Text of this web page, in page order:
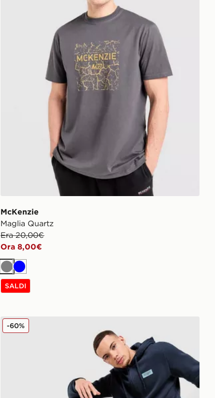
McKenzie
Maglia Quartz
Era 20,00€
Ora 8,00€
Grigio
Blu
SALDI
McKenzie Pantaloni della tuta Fleece Rocco
-60%